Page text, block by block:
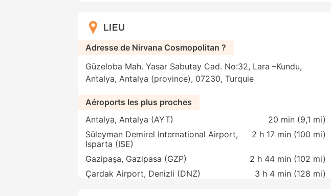
LIEU
Adresse de Nirvana Cosmopolitan ?
Güzeloba Mah. Yasar Sabutay Cad. No:32, Lara –Kundu,
Antalya, Antalya (province), 07230, Turquie
Aéroports les plus proches
Antalya, Antalya (AYT)
20 min (9,1 mi)
Süleyman Demirel International Airport,
Isparta (ISE)
2 h 17 min (100 mi)
Gazipaşa, Gazipasa (GZP) 2 h 44 min (102 mi)
Çardak Airport, Denizli (DNZ)
3 h 4 min (128 mi)